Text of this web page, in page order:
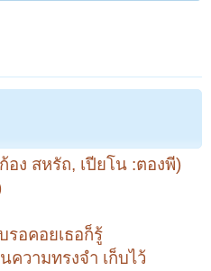
อง สหรัถ, เปียโน :ตองพี)
รอคอยเธอก็รู้
ความทรงจำ เก็บไว้